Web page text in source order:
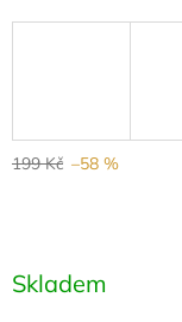
199 Kč –58 %
Měrná
cena:
Skladem